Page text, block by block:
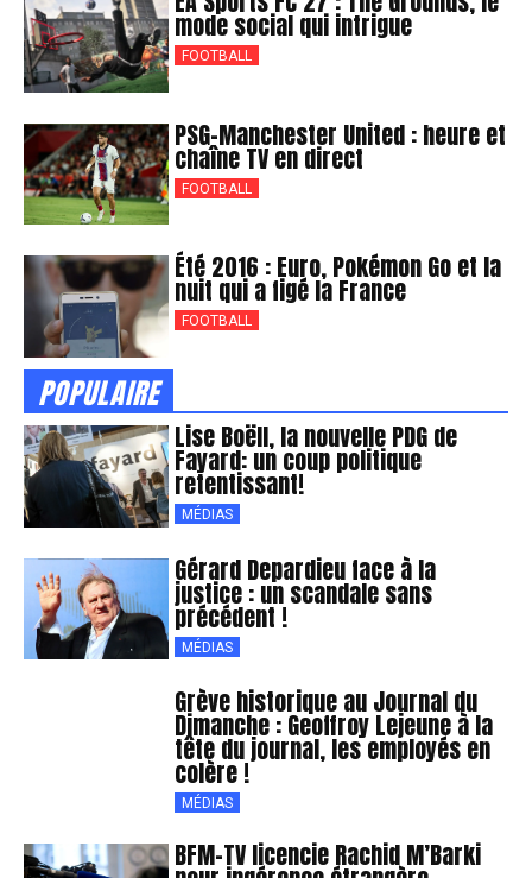
mode social qui intrigue
FOOTBALL
PSG-Manchester United : heure et
chaîne TV en direct
FOOTBALL
Été 2016 : Euro, Pokémon Go et la
nuit qui a figé la France
FOOTBALL
POPULAIRE
Lise Boëll, la nouvelle PDG de
Fayard: un coup politique
retentissant!
MÉDIAS
Gérard Depardieu face à la
justice : un scandale sans
précédent !
MÉDIAS
Grève historique au Journal du
Dimanche : Geoffroy Lejeune à la
tête du journal, les employés en
colère !
MÉDIAS
BFM-TV licencie Rachid M’Barki